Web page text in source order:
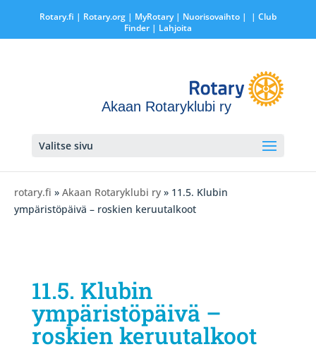
Rotary.fi | Rotary.org| MyRotary | Nuorisovaihto|
| Club
Finder| Lahjoita
Akaan Rotaryklubi ry
Valitse sivu
rotary.fi » Akaan Rotaryklubi ry » 11.5. Klubin
ympäristöpäivä – roskien keruutalkoot
11.5. Klubin
ympäristöpäivä –
roskien keruutalkoot